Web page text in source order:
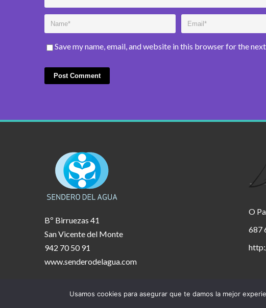
Save my name, email, and website in this browser for the
Bº Birruezas 41
San Vicente del Monte
942 70 50 91
www.senderodelagua.com
O
687
Usamos cookies para asegurar que te damos la mejor